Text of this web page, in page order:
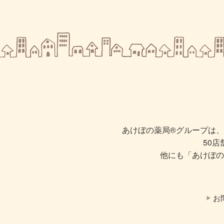
あけぼの薬局®グループは
50店
他にも「あけぼ
お